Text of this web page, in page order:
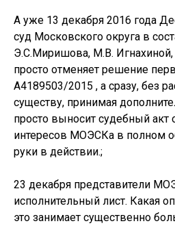
А уже 13 декабря 2016 года
суд Московского округа в
Э.С.Миришова, М.В.
просто отменяет решение
А4189503/2015 , а сразу, без
существу, принимая
просто выносит судебный акт
интересов МОЭСКа в полном
руки в действии.;
23 декабря представители
исполнительный лист. Какая
это занимает существенно